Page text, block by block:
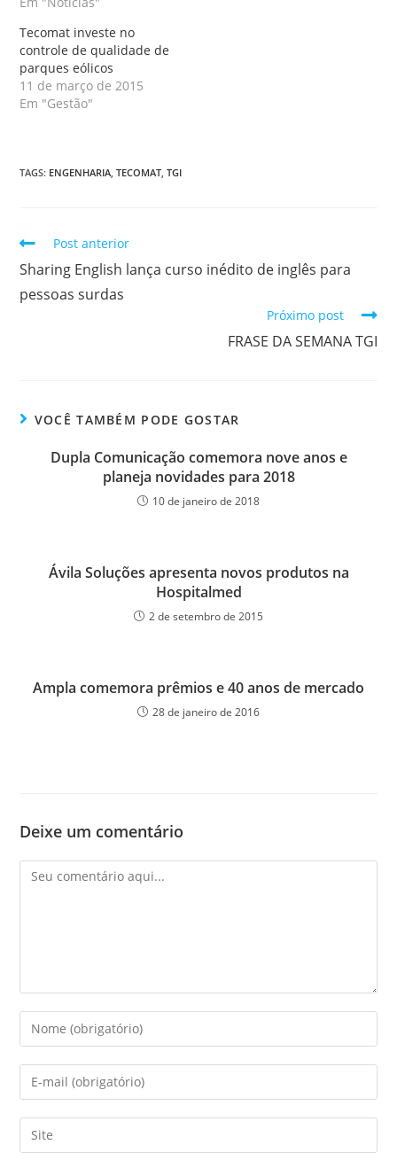
Tecomat investe no
controle de qualidade de
parques eólicos
11 de março de 2015
Em "Gestão"
TAGS: ENGENHARIA TECOMAT TGI
Post anterior
Sharing English lança curso inédito de inglês para
pessoas surdas
Próximo post
FRASE DA SEMANA TGI
VOCÊ TAMBÉM PODE GOSTAR
Dupla Comunicação comemora nove anos e
planeja novidades para 2018
10 de janeiro de 2018
Ávila Soluções apresenta novos produtos na
Hospitalmed
2 de setembro de 2015
Ampla comemora prêmios e 40 anos de mercado
28 de janeiro de 2016
Deixe um comentário